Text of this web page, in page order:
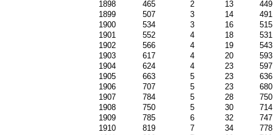
1898
465 2 13
449
1899
507 3 14
491
1900
534 3 16
515
1901
552 4 18
531
1902
566 4 19
543
1903
617 4 20
593
1904
624 4 23
597
1905
663 5 23
636
1906
707 5 23
680
1907
784 5 28
750
1908
750 5 30
714
1909
785 6 32
747
1910
819 7 34
778